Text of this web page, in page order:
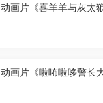
动画片《喜羊羊与灰太
动画片《啦咘啦哆警长